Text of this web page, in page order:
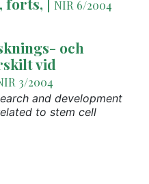
NIR 6/2004
och
vid
3/2004
and development
to stem cell